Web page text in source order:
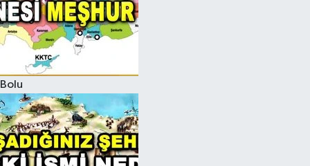
Bolu